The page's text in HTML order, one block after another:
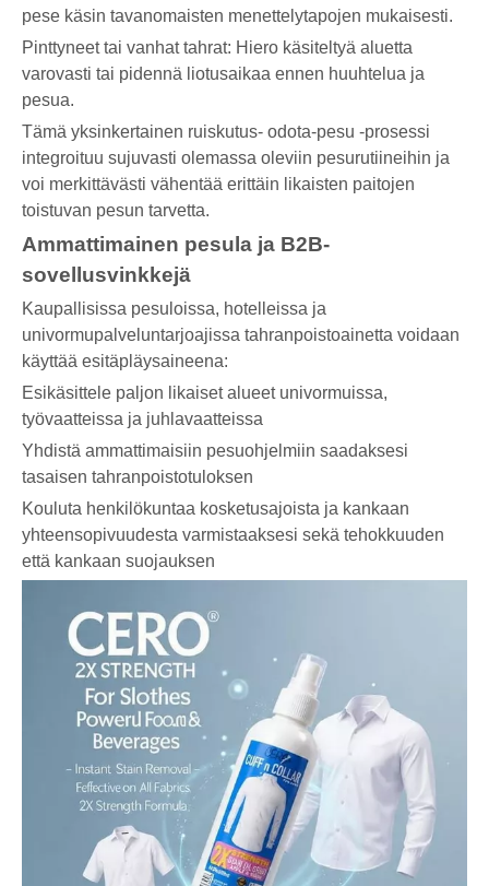
pese käsin tavanomaisten menettelytapojen mukaisesti.
Pinttyneet tai vanhat tahrat: Hiero käsiteltyä aluetta
varovasti tai pidennä liotusaikaa ennen huuhtelua ja
pesua.
Tämä yksinkertainen ruiskutus- odota-pesu -prosessi
integroituu sujuvasti olemassa oleviin pesurutiineihin ja
voi merkittävästi vähentää erittäin likaisten paitojen
toistuvan pesun tarvetta.
Ammattimainen pesula ja B2B-
sovellusvinkkejä
Kaupallisissa pesuloissa, hotelleissa ja
univormupalveluntarjoajissa tahranpoistoainetta voidaan
käyttää esitäpläysaineena:
Esikäsittele paljon likaiset alueet univormuissa,
työvaatteissa ja juhlavaatteissa
Yhdistä ammattimaisiin pesuohjelmiin saadaksesi
tasaisen tahranpoistotuloksen
Kouluta henkilökuntaa kosketusajoista ja kankaan
yhteensopivuudesta varmistaaksesi sekä tehokkuuden
että kankaan suojauksen